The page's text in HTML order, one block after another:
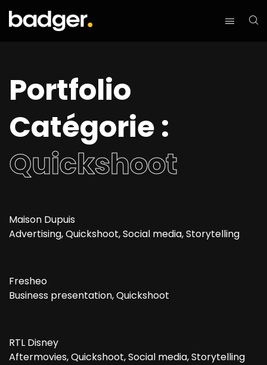
Portfolio
Catégorie :
Quickshoot
Maison Dupuis
Advertising, Quickshoot, Social media, Storytelling
Fresheo
Business presentation, Quickshoot
RTL Disney
Aftermovies, Quickshoot, Social media, Storytelling